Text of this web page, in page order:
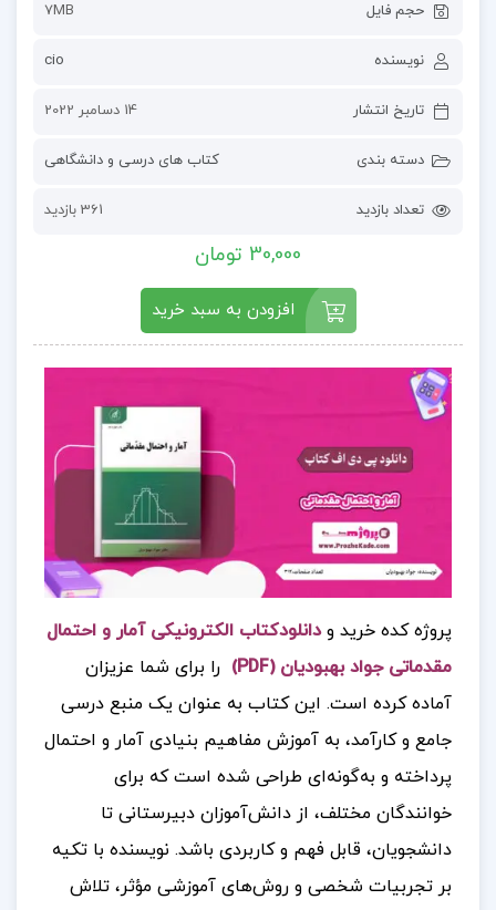
حجم فایل 7MB
نویسنده cio
تاریخ انتشار 14 دسامبر 2022
دسته بندی کتاب های درسی و دانشگاهی
تعداد بازدید 361 بازدید
30,000 تومان
افزودن به سبد خرید
پروژه کده خرید و دانلودکتاب الکترونیکی آمار و احتمال
مقدماتی جواد بهبودیان (PDF)
را برای شما عزیزان
آماده کرده است. این کتاب به عنوان یک منبع درسی
جامع و کارآمد، به آموزش مفاهیم بنیادی آمار و احتمال
پرداخته و به‌گونه‌ای طراحی شده است که برای
خوانندگان مختلف، از دانش‌آموزان دبیرستانی تا
دانشجویان، قابل فهم و کاربردی باشد. نویسنده با تکیه
بر تجربیات شخصی و روش‌های آموزشی مؤثر، تلاش